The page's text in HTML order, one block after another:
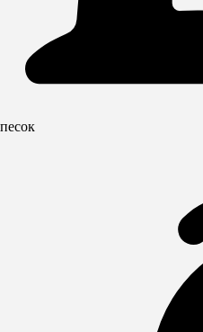
песок